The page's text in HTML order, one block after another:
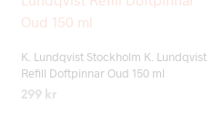
K. Lundqvist Stockholm K. Lundqvist
Refill Doftpinnar Oud 150 ml
299 kr